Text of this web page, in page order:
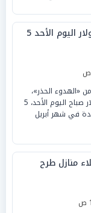
مفاجاة.. أسعار البنزين والسولار اليوم الأحد 5
الحذر»،
حيث استقرت أسعار البنزين والسولار صباح اليوم الأحد، 5
في شهر أبريل
منازل طرح